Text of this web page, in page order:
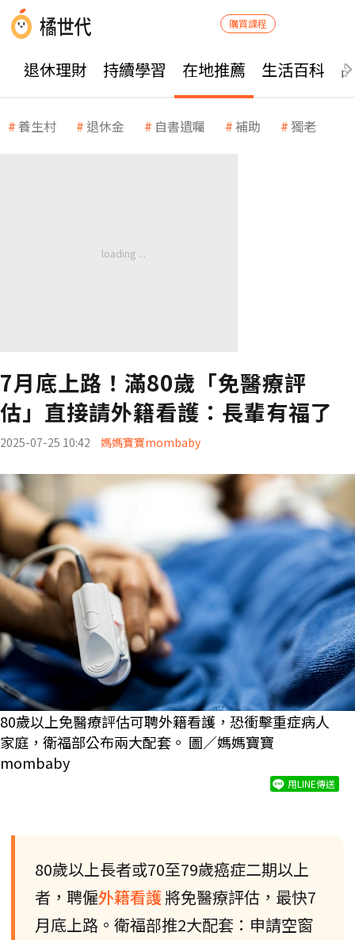
購買課程
退休理財 持續學習 在地推薦 生活百科
養生村 退休金 自書遺囑 補助 獨老
7月底上路！滿80歲「免醫療評
估」直接請外籍看護：長輩有福了
2025-07-25 10:42 媽媽寶寶mombaby
80歲以上免醫療評估可聘外籍看護，恐衝擊重症病人
家庭，衛福部公布兩大配套。 圖／媽媽寶寶
mombaby
用LINE傳送
80歲以上長者或70至79歲癌症二期以上
者，聘僱外籍看護將免醫療評估，最快7
月底上路。衛福部推2大配套：申請空窗